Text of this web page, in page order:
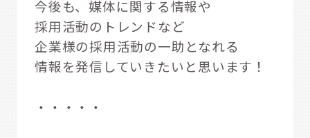
今後も、媒体に関する情報や
採用活動のトレンドなど
企業様の採用活動の一助となれる
情報を発信していきたいと思います！
・・・・・